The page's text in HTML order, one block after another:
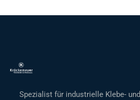
Spezialist für industrielle Klebe- und